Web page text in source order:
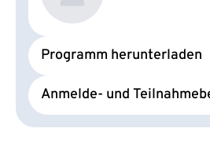
Programm herunterladen
Anmelde- und